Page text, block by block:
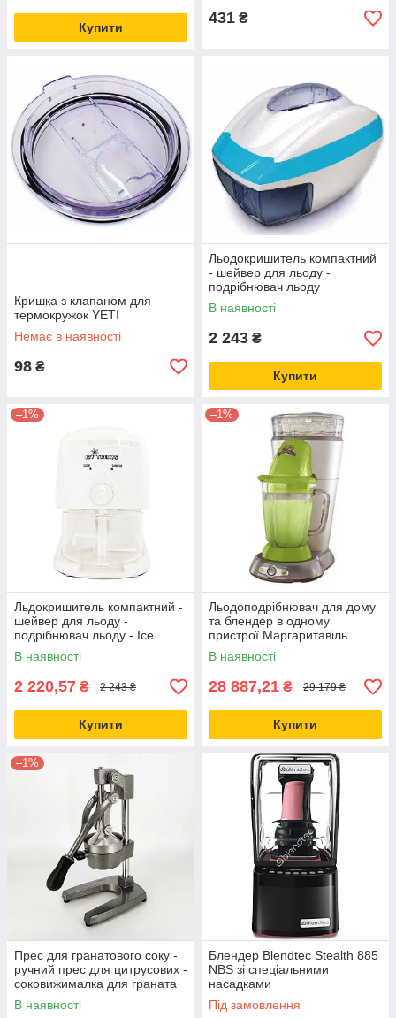
Купити
431 ₴
Кришка з клапаном для
термокружок YETI
Немає в наявності
98 ₴
Льодокришитель компактний
- шейвер для льоду -
подрібнювач льоду
В наявності
2 243 ₴
Купити
–1%
Льдокришитель компактний -
шейвер для льоду -
подрібнювач льоду - Ice
Treats
В наявності
2 220,57 ₴ 2 243 ₴
Купити
–1%
Льодоподрібнювач для дому
та блендер в одному
пристрої Маргаритавіль
(Margaritaville)
В наявності
28 887,21 ₴ 29 179 ₴
Купити
–1%
Прес для гранатового соку -
ручний прес для цитрусових -
соковижималка для граната
(метал)
В наявності
Блендер Blendtec Stealth 885
NBS зі спеціальними
насадками
Під замовлення